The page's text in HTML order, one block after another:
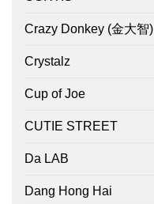
Crazy Donkey (金大智)
Crystalz
Cup of Joe
CUTIE STREET
Da LAB
Dang Hong Hai